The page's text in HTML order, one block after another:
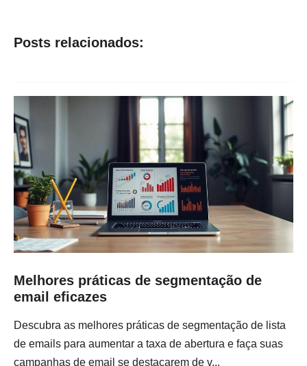
Posts relacionados:
Melhores práticas de segmentação de
email eficazes
Descubra as melhores práticas de segmentação de lista
de emails para aumentar a taxa de abertura e faça suas
campanhas de email se destacarem de v...